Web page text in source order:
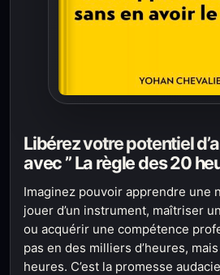
Libérez votre potentiel
avec ” La règle des 20
Imaginez pouvoir apprendre une
jouer d’un instrument, maîtriser
ou acquérir une compétence
pas en des milliers d’heures,
heures. C’est la promesse